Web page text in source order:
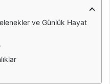
ve Günlük Hayat